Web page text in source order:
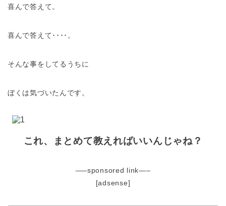
喜んで答えて。
喜んで答えて････。
そんな事をしてるうちに
ぼくは気づいたんです。
これ、まとめて教えればいいんじゃね？
—–sponsored link—–
[adsense]